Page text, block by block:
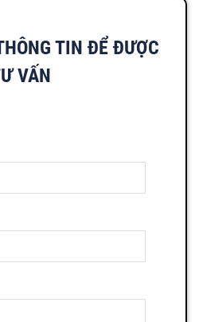
TIN ĐỂ ĐƯỢC
VẤN